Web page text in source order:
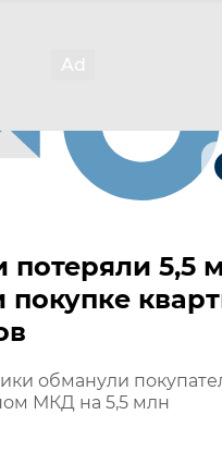
5,5
покупке
обманули
МКД на 5,5 млн